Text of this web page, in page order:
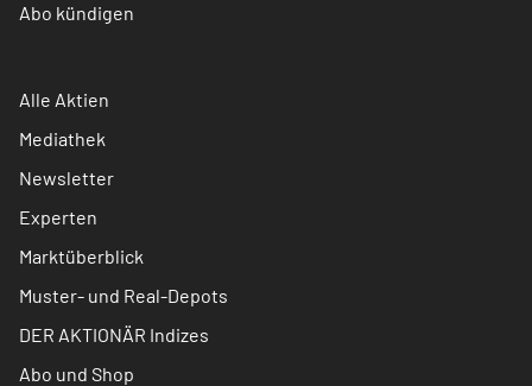
Abo kündigen
Alle Aktien
Mediathek
Newsletter
Experten
Marktüberblick
Muster- und Real-Depots
DER AKTIONÄR Indizes
Abo und Shop